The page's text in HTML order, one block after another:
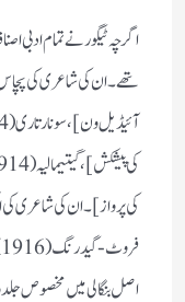
اگرچہ ٹیگور نے تمام ادبی
اصل بنگالی میں مخصوص